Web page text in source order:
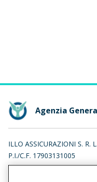
Agenzia
ILLO ASSICURAZIONI S. R. L.
P.I./C.F. 17903131005
VIA DEL MASCHERINO 2,